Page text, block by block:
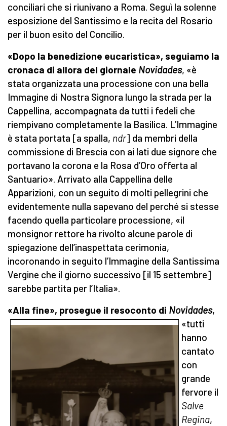
conciliari che si riunivano a Roma. Seguì la solenne
esposizione del Santissimo e la recita del Rosario
per il buon esito del Concilio.
«Dopo la benedizione eucaristica», seguiamo la
cronaca di allora del giornale Novidades, «è
stata organizzata una processione con una bella
Immagine di Nostra Signora lungo la strada per la
Cappellina, accompagnata da tutti i fedeli che
riempivano completamente la Basilica. L’Immagine
è stata portata [a spalla, ndr] da membri della
commissione di Brescia con ai lati due signore che
portavano la corona e la Rosa d’Oro offerta al
Santuario». Arrivato alla Cappellina delle
Apparizioni, con un seguito di molti pellegrini che
evidentemente nulla sapevano del perché si stesse
facendo quella particolare processione, «il
monsignor rettore ha rivolto alcune parole di
spiegazione dell’inaspettata cerimonia,
incoronando in seguito l’Immagine della Santissima
Vergine che il giorno successivo [il 15 settembre]
sarebbe partita per l’Italia».
«Alla fine», prosegue il resoconto di Novidades,
«tutti
hanno
cantato
con
grande
fervore il
Salve
Regina,